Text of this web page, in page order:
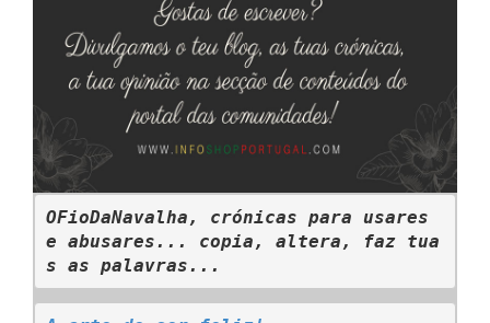
OFioDaNavalha, crónicas para usares
e abusares... copia, altera, faz tua
s as palavras...